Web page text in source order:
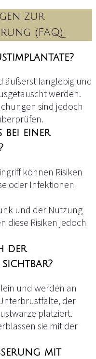
und Eigenfett
der
Möglichkeit,
.
um eine besonders
Ihnen ein
Ästhetik
aufzuklären und eine
oder
dauert in der Regel
Implantate oder die
optimales Ergebnis
Überprüfung der
und zum Verhalten in
zur
(FAQ)
äußerst langlebig und
werden.
sind jedoch
bei einer
können Risiken
oder Infektionen
und der Nutzung
diese Risiken jedoch
der
und werden an
der
platziert.
sie mit der
mit